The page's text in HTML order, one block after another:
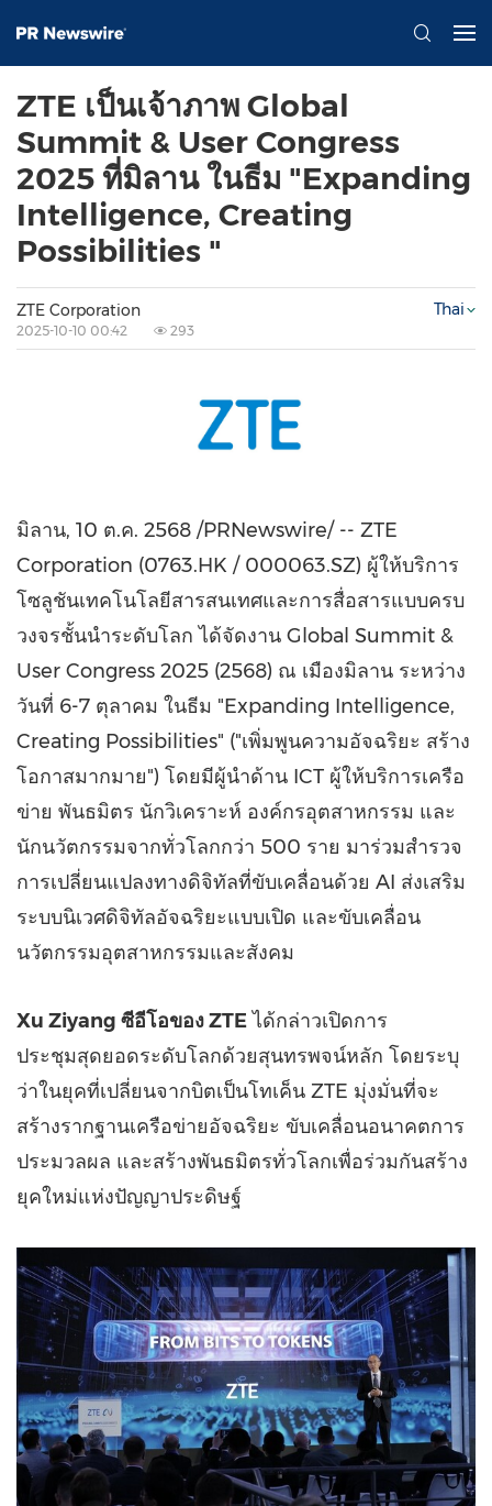
ZTE เป็นเจ้าภาพ Global
Summit & User Congress
2025 ที่มิลาน ในธีม "Expanding
Intelligence, Creating
Possibilities "
ZTE Corporation
2025-10-10 00:42 293
Thai
มิลาน, 10 ต.ค. 2568 /PRNewswire/ -- ZTE
Corporation (0763.HK / 000063.SZ) ผู้ให้บริการ
โซลูชันเทคโนโลยีสารสนเทศและการสื่อสารแบบครบ
วงจรชั้นนำระดับโลก ได้จัดงาน Global Summit &
User Congress 2025 (2568) ณ เมืองมิลาน ระหว่าง
วันที่ 6-7 ตุลาคม ในธีม "Expanding Intelligence,
Creating Possibilities" ("เพิ่มพูนความอัจฉริยะ สร้าง
โอกาสมากมาย") โดยมีผู้นำด้าน ICT ผู้ให้บริการเครือ
ข่าย พันธมิตร นักวิเคราะห์ องค์กรอุตสาหกรรม และ
นักนวัตกรรมจากทั่วโลกกว่า 500 ราย มาร่วมสำรวจ
การเปลี่ยนแปลงทางดิจิทัลที่ขับเคลื่อนด้วย AI ส่งเสริม
ระบบนิเวศดิจิทัลอัจฉริยะแบบเปิด และขับเคลื่อน
นวัตกรรมอุตสาหกรรมและสังคม
Xu Ziyang ซีอีโอของ ZTEได้กล่าวเปิดการ
ประชุมสุดยอดระดับโลกด้วยสุนทรพจน์หลัก โดยระบุ
ว่าในยุคที่เปลี่ยนจากบิตเป็นโทเค็น ZTE มุ่งมั่นที่จะ
สร้างรากฐานเครือข่ายอัจฉริยะ ขับเคลื่อนอนาคตการ
ประมวลผล และสร้างพันธมิตรทั่วโลกเพื่อร่วมกันสร้าง
ยุคใหม่แห่งปัญญาประดิษฐ์